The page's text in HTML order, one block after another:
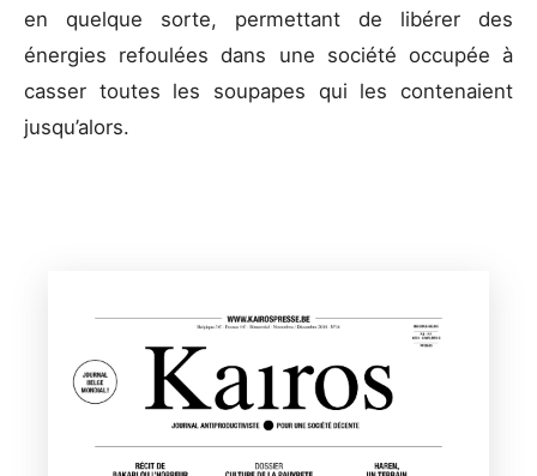
en quelque sorte, permettant de libérer des
énergies refoulées dans une société occupée à
casser toutes les soupapes qui les contenaient
jusqu’alors.